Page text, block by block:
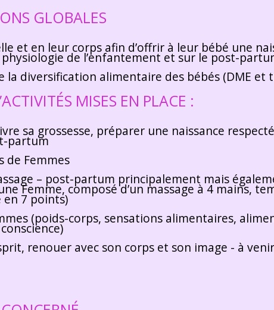
GLOBALES
et en leur corps afin d’offrir à leur bébé une
de l’enfantement et sur le post-
la diversification alimentaire des bébés (DME
MISES EN PLACE :
sa grossesse, préparer une naissance
partum
de Femmes
– post-partum principalement mais
Femme, composé d’un massage à 4 mains,
en 7 points)
(poids-corps, sensations alimentaires,
renouer avec son corps et son image - à venir